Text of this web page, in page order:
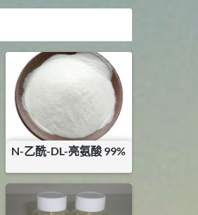
N-乙酰-DL-亮氨酸 99%
¥135
库存：
22KG